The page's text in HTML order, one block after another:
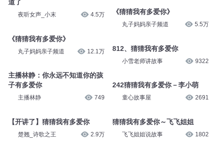
道了
夜听女声_小末 4.5万
《猜猜我有多爱你》
丸子妈妈亲子频道 12.1万
主播林静：你永远不知道你的孩
子有多爱你
主播林静 749
【开讲了】猜猜我有多爱你
楚翘_诗歌之王 2.9万
《猜猜我有多爱你》
丸子妈妈亲子频道 5.5万
812、猜猜我有多爱你
小雪老师讲故事 9322
242猜猜我有多爱你－李小萌
童心故事屋 2691
猜猜我有多爱你～飞飞姐姐
飞飞姐姐说故事 1802